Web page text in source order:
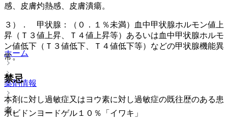
感、皮膚灼熱感、皮膚潰瘍。
３）． 甲状腺：（０．１％未満）血中甲状腺ホルモン値上
昇（Ｔ３値上昇、Ｔ４値上昇等）あるいは血中甲状腺ホルモ
ン値低下（Ｔ３値低下、Ｔ４値低下等）などの甲状腺機能異
常。
禁忌
本剤に対し過敏症又はヨウ素に対し過敏症の既往歴のある患
者。
ホーム
薬剤情報
ポビドンヨードゲル１０％「イワキ」